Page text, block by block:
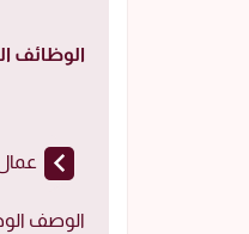
الوظائف
الوصف